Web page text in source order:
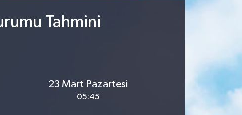
Tahmini
23 Mart Pazartesi
05:45